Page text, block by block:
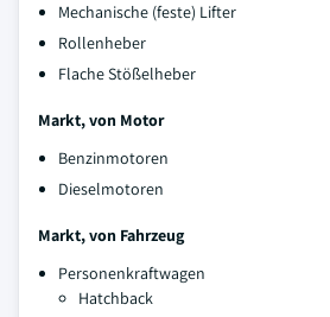
Mechanische (feste) Lifter
Rollenheber
Flache Stößelheber
Markt, von Motor
Benzinmotoren
Dieselmotoren
Markt, von Fahrzeug
Personenkraftwagen
Hatchback